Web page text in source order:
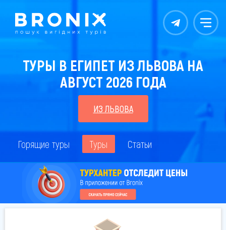
Контакты Меню
ТУРЫ В ЕГИПЕТ ИЗ ЛЬВОВА НА
АВГУСТ 2026 ГОДА
ИЗ ЛЬВОВА
Горящие туры Туры Статьи